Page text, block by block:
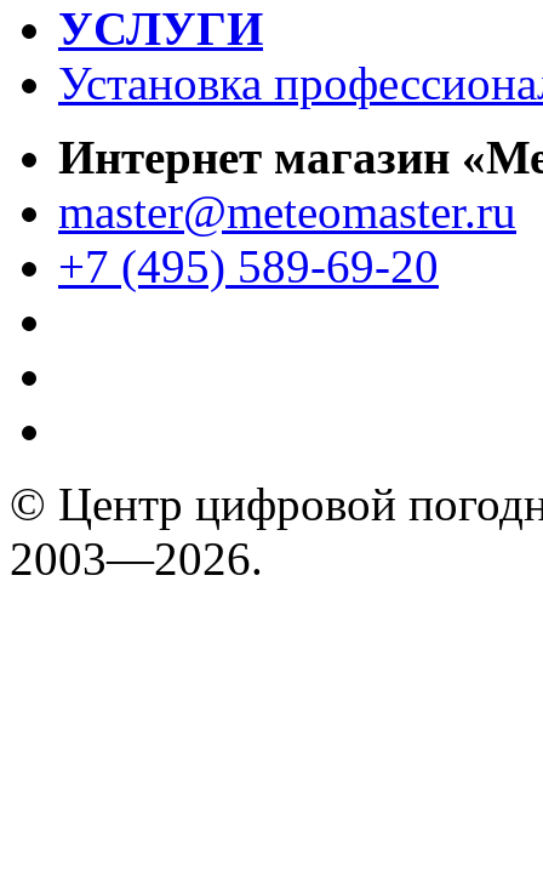
УСЛУГИ
Установка
Интернет магазин
master@meteomaster.ru
+7 (495) 589-69-20
© Центр цифровой
2003—2026.